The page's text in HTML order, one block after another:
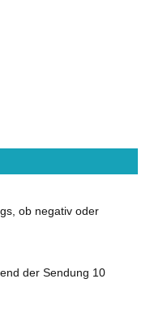
ob negativ oder
der Sendung 10